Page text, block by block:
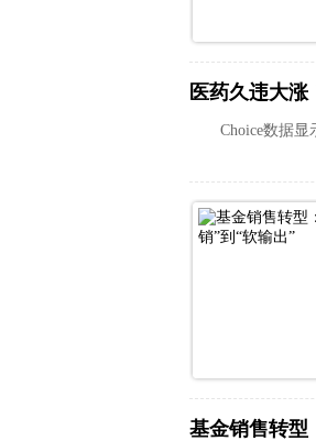
医药久违大涨
Choice数据
基金销售转型